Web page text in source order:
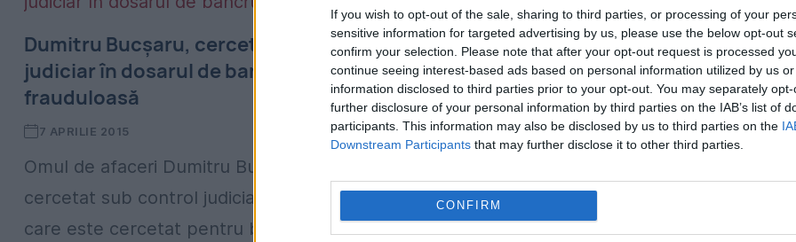
If you wish to opt-out of the sale, sharing to third parties, or processing of your
sensitive information for targeted advertising by us, please use the below opt-out
confirm your selection. Please note that after your opt-out request is processed
continue seeing interest-based ads based on personal information utilized by us
information disclosed to third parties prior to your opt-out. You may separately
further disclosure of your personal information by third parties on the IAB’s list of
participants. This information may also be disclosed by us to third parties on the
Downstream Participants that may further disclose it to other third parties.
CONFIRM
Dumitru Bucşaru, cercetat sub control
judiciar în dosarul de bancrută
frauduloasă
7 APRILIE 2015
Omul de afaceri Dumitru Bucşaru va fi
cercetat sub control judiciar în dosarul în
care este cercetat pentru bancrută
Au început audierile în dosarul „Șantaj
la Felix TV”. “Am primit din surse